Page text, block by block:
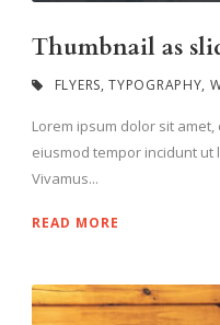
Thumbnail as
FLYERS, TYPOGRAPHY,
Lorem ipsum dolor sit
eiusmod tempor incidunt
Vivamus...
READ MORE